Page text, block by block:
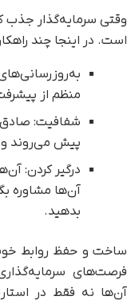
وقتی سرمایه‌گذار جذب
است. در اینجا چند
منظم از
شفافیت: صادق
پیش می‌روند
درگیر کردن:
آن‌ها مشاوره
بدهید.
ساخت و حفظ روابط خوب
فرصت‌های
آن‌ها نه فقط در